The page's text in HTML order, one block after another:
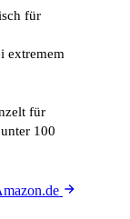
für
extremem
für
100